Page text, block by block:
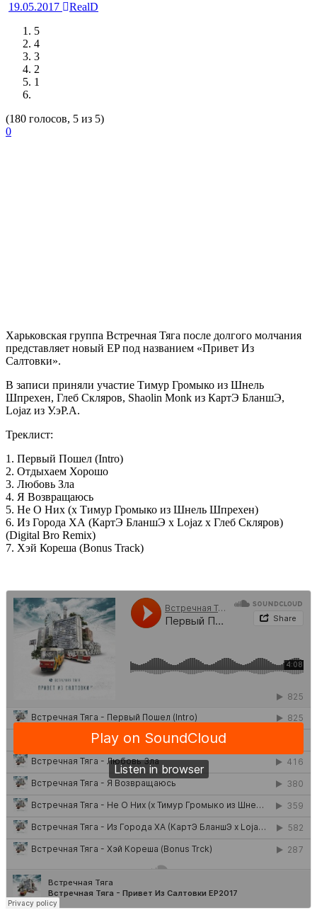
19.05.2017
RealD
5
4
3
2
1
(180 голосов, 5 из 5)
0
Харьковская группа Встречная Тяга после долгого молчания
представляет новый EP под названием «Привет Из
Салтовки».
В записи приняли участие Тимур Громыко из Шнель
Шпрехен, Глеб Скляров, Shaolin Monk из КартЭ БланшЭ,
Lojaz из У.эР.А.
Треклист:
1. Первый Пошел (Intro)
2. Отдыхаем Хорошо
3. Любовь Зла
4. Я Возвращаюсь
5. Не О Них (x Тимур Громыко из Шнель Шпрехен)
6. Из Города ХА (КартЭ БланшЭ x Lojaz x Глеб Скляров)
(Digital Bro Remix)
7. Хэй Кореша (Bonus Track)